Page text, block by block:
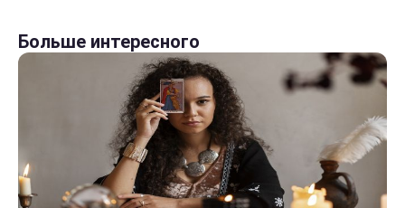
Больше интересного